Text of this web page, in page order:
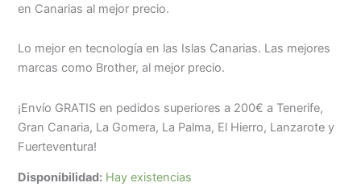
en Canarias al mejor precio.
Lo mejor en tecnología en las Islas Canarias. Las mejores
marcas como Brother, al mejor precio.
¡Envío GRATIS en pedidos superiores a 200€ a Tenerife,
Gran Canaria, La Gomera, La Palma, El Hierro, Lanzarote y
Fuerteventura!
Disponibilidad: Hay existencias